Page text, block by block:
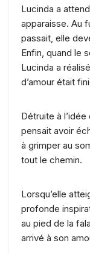
Lucinda a
apparaisse. Au
passait, elle
Enfin, quand le
Lucinda a
d’amour était
Détruite à
pensait avoir
à grimper au
tout le chemin.
Lorsqu’elle
profonde
au pied de la
arrivé à son